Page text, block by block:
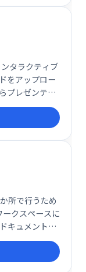
タラクティブ
をアップロー
プレゼンテー
ッド、対面イ
ゲージメント
。同時セッシ
能です。顧
所で行うため
クスペースに
キュメント、
ど、あなたが
て含まれてい